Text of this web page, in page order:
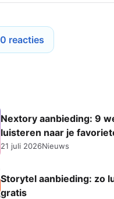
Toon 0 reacties
Nextory aanbieding: 9
luisteren naar je
21 juli 2026Nieuws
Storytel aanbieding: zo
gratis